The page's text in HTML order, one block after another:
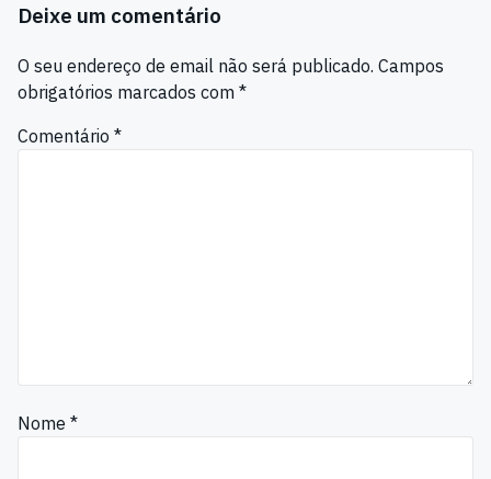
Deixe um comentário
O seu endereço de email não será publicado. Campos
obrigatórios marcados com *
Comentário *
Nome *